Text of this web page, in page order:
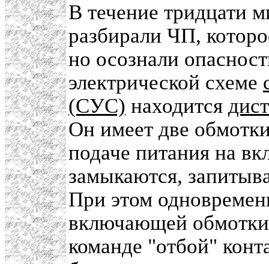
В течение тридцати
разбирали ЧП,
но осознали
электрической схеме
(СУС) находится
Он имеет две
подаче питания на
замыкаются,
При этом
включающей
команде "отбой"